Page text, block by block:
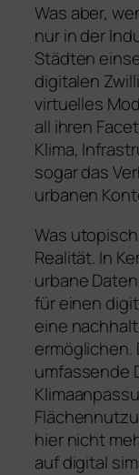
Was aber,
nur in der
Städten
digitalen
virtuelles
all ihren
Klima,
sogar das
urbanen
Was
Realität. In
urbane
für einen
eine
umfassende
hier nicht
auf digital